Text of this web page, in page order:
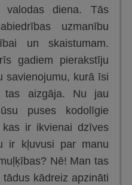
valodas diena. Tās
uzmanību
un skaistumam.
gadiem pierakstīju
savienojumu, kurā īsi
aizgāja. Nu jau
puses kodolīgie
kas ir ikvienai dzīves
ir kļuvusi par manu
Nē! Man tas
tādus kādreiz apzināti